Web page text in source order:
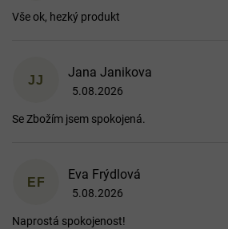
Vše ok, hezký produkt
JJ
Jana Janikova
Hodnocení obchodu je 5 z 5
5.08.2026
Se Zbožím jsem spokojená.
EF
Eva Frýdlová
Hodnocení obchodu je 5 z 5
5.08.2026
Naprostá spokojenost!